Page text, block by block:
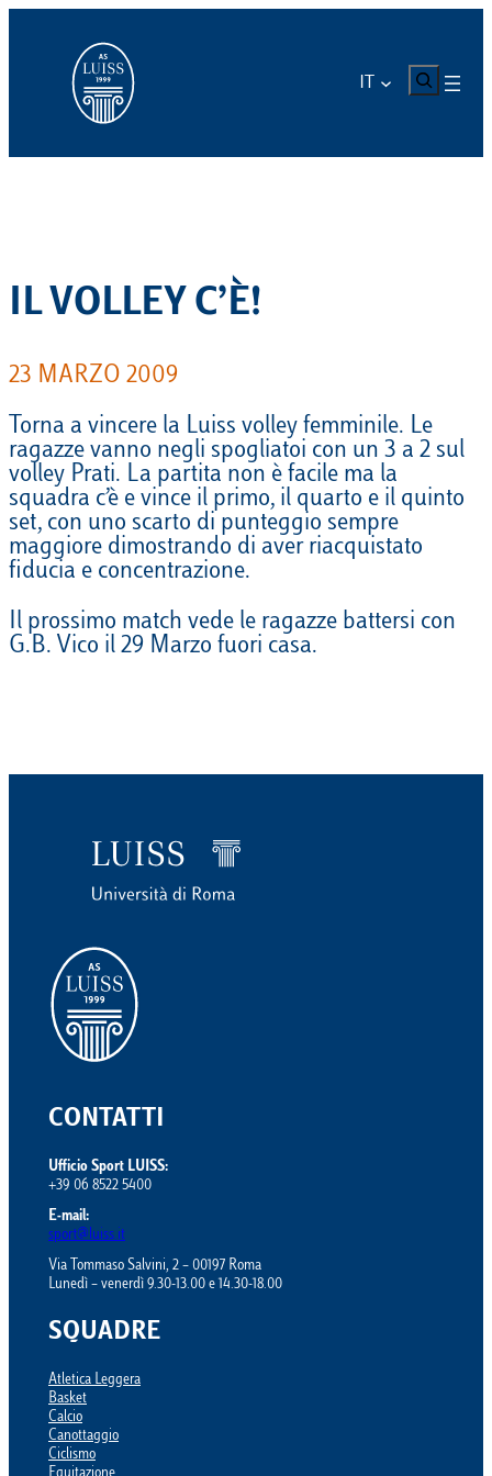
contenuto
CERCA
IL VOLLEY C’È!
23 MARZO 2009
Torna a vincere la Luiss volley femminile. Le
ragazze vanno negli spogliatoi con un 3 a 2 sul
volley Prati. La partita non è facile ma la
squadra c’è e vince il primo, il quarto e il quinto
set, con uno scarto di punteggio sempre
maggiore dimostrando di aver riacquistato
fiducia e concentrazione.
Il prossimo match vede le ragazze battersi con
G.B. Vico il 29 Marzo fuori casa.
CONTATTI
Ufficio Sport LUISS:
+39 06 8522 5400
E-mail:
sport@luiss.it
Via Tommaso Salvini, 2 – 00197 Roma
Lunedì – venerdì 9.30-13.00 e 14.30-18.00
SQUADRE
Atletica Leggera
Basket
Calcio
Canottaggio
Ciclismo